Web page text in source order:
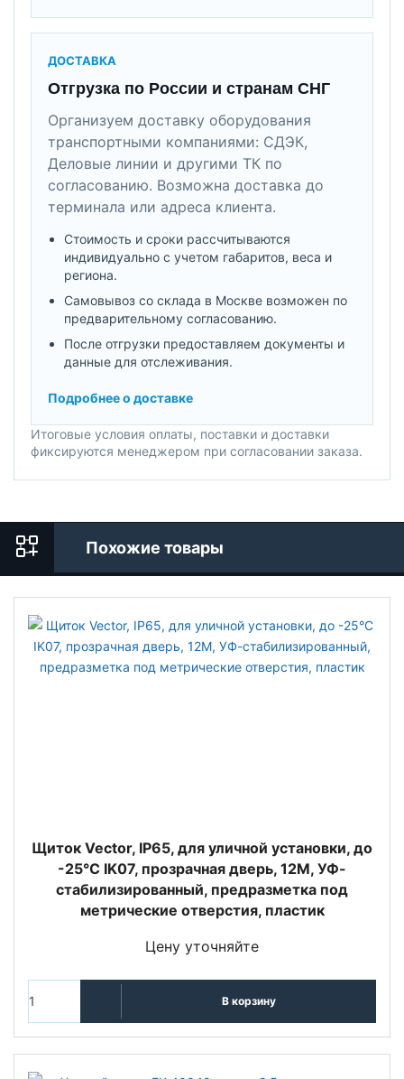
ДОСТАВКА
Отгрузка по России и странам СНГ
Организуем доставку оборудования
транспортными компаниями: СДЭК,
Деловые линии и другими ТК по
согласованию. Возможна доставка до
терминала или адреса клиента.
Стоимость и сроки рассчитываются
индивидуально с учетом габаритов, веса и
региона.
Самовывоз со склада в Москве возможен по
предварительному согласованию.
После отгрузки предоставляем документы и
данные для отслеживания.
Подробнее о доставке
Итоговые условия оплаты, поставки и доставки
фиксируются менеджером при согласовании заказа.
Похожие товары
Щиток Vector, IP65, для уличной установки, до
-25°С IK07, прозрачная дверь, 12М, УФ-
стабилизированный, предразметка под
метрические отверстия, пластик
Цену уточняйте
В корзину